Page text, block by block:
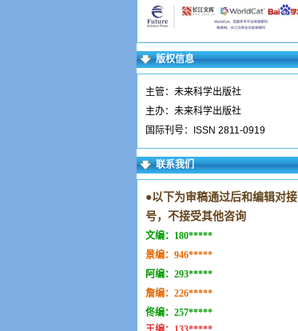
版权信息
主管：未来科学出版社
主办：未来科学出版社
国际刊号：ISSN 2811-0919
联系我们
●以下为审稿通过后和编辑对接
号，不接受其他咨询
文编： 180*****
景编： 946*****
阿编： 293*****
詹编： 226*****
佟编： 257*****